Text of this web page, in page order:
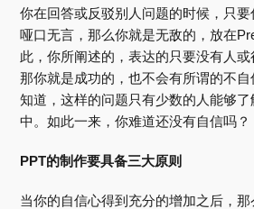
你在回答或反驳别人问题的时候，只
哑口无言，那么你就是无敌的，放在
此，你所阐述的，表达的只要没有人或
那你就是成功的，也不会有所谓的不
知道，这样的问题只有少数的人能够
中。如此一来，你难道还没有自信吗？
PPT的制作要具备三大原则
当你的自信心得到充分的增加之后，